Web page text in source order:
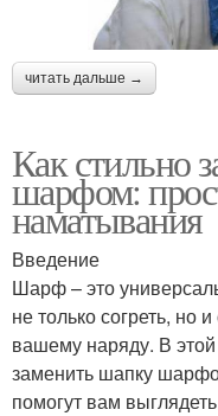
читать дальше →
Как стильно
шарфом:
наматывания
Введение
Шарф – это
не только согреть, но
вашему наряду. В
заменить шапку
помогут вам